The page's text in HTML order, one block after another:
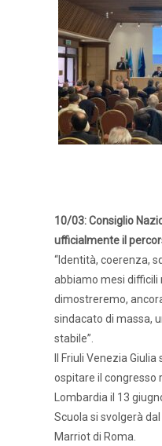
10/03: Consiglio
ufficialmente il
“Identità, coerenza,
abbiamo mesi difficili
dimostreremo,
sindacato di massa,
stabile”.
Il Friuli Venezia
ospitare il congresso
Lombardia il 13
Scuola si svolgerà
Marriot di Roma.